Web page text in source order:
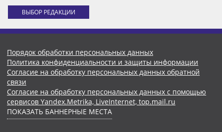
ВЫБОР РЕДАКЦИИ
Порядок обработки персональных данных
Политика конфиденциальности и защиты информации
Согласие на обработку персональных данных обратной
связи
Согласие на обработку персональных данных с помощью
сервисов Yandex.Metrika, LiveInternet, top.mail.ru
ПОКАЗАТЬ БАННЕРНЫЕ МЕСТА